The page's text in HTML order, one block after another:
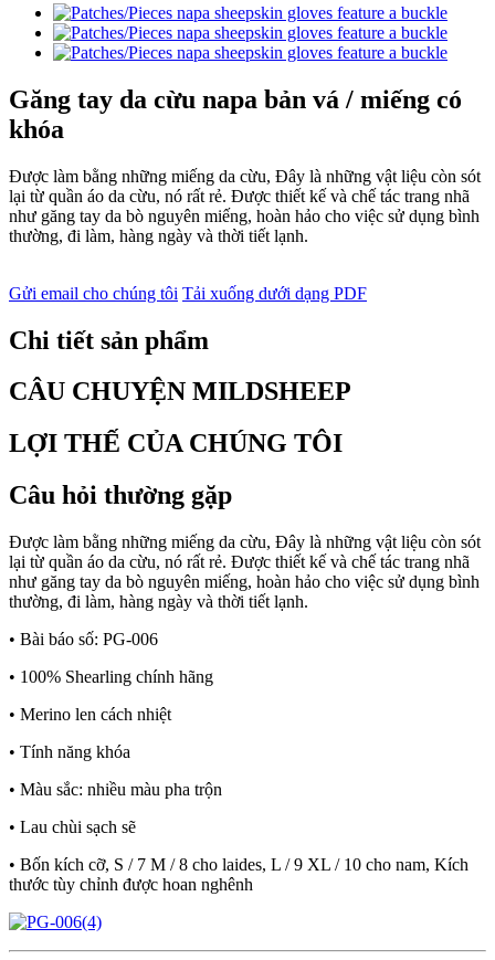
Găng tay da cừu napa bản vá / miếng có
khóa
Được làm bằng những miếng da cừu, Đây là những vật liệu còn sót
lại từ quần áo da cừu, nó rất rẻ. Được thiết kế và chế tác trang nhã
như găng tay da bò nguyên miếng, hoàn hảo cho việc sử dụng bình
thường, đi làm, hàng ngày và thời tiết lạnh.
Gửi email cho chúng tôi Tải xuống dưới dạng PDF
Chi tiết sản phẩm
CÂU CHUYỆN MILDSHEEP
LỢI THẾ CỦA CHÚNG TÔI
Câu hỏi thường gặp
Được làm bằng những miếng da cừu, Đây là những vật liệu còn sót
lại từ quần áo da cừu, nó rất rẻ. Được thiết kế và chế tác trang nhã
như găng tay da bò nguyên miếng, hoàn hảo cho việc sử dụng bình
thường, đi làm, hàng ngày và thời tiết lạnh.
• Bài báo số: PG-006
• 100% Shearling chính hãng
• Merino len cách nhiệt
• Tính năng khóa
• Màu sắc: nhiều màu pha trộn
• Lau chùi sạch sẽ
• Bốn kích cỡ, S / 7 M / 8 cho laides, L / 9 XL / 10 cho nam, Kích
thước tùy chỉnh được hoan nghênh